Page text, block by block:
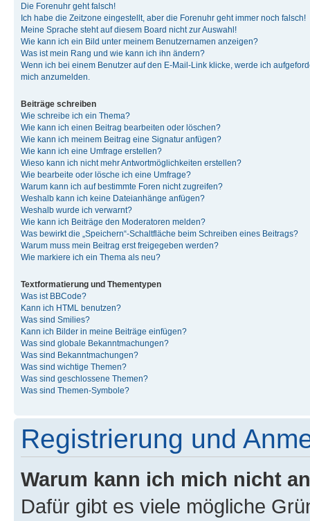
Die Forenuhr geht falsch!
Ich habe die Zeitzone eingestellt, aber die Forenuhr geht immer noch falsch!
Meine Sprache steht auf diesem Board nicht zur Auswahl!
Wie kann ich ein Bild unter meinem Benutzernamen anzeigen?
Was ist mein Rang und wie kann ich ihn ändern?
Wenn ich bei einem Benutzer auf den E-Mail-Link klicke, werde ich
mich anzumelden.
Beiträge schreiben
Wie schreibe ich ein Thema?
Wie kann ich einen Beitrag bearbeiten oder löschen?
Wie kann ich meinem Beitrag eine Signatur anfügen?
Wie kann ich eine Umfrage erstellen?
Wieso kann ich nicht mehr Antwortmöglichkeiten erstellen?
Wie bearbeite oder lösche ich eine Umfrage?
Warum kann ich auf bestimmte Foren nicht zugreifen?
Weshalb kann ich keine Dateianhänge anfügen?
Weshalb wurde ich verwarnt?
Wie kann ich Beiträge den Moderatoren melden?
Was bewirkt die „Speichern“-Schaltfläche beim Schreiben eines Beitrags?
Warum muss mein Beitrag erst freigegeben werden?
Wie markiere ich ein Thema als neu?
Textformatierung und Thementypen
Was ist BBCode?
Kann ich HTML benutzen?
Was sind Smilies?
Kann ich Bilder in meine Beiträge einfügen?
Was sind globale Bekanntmachungen?
Was sind Bekanntmachungen?
Was sind wichtige Themen?
Was sind geschlossene Themen?
Was sind Themen-Symbole?
Registrierung und
Warum kann ich mich nicht
Dafür gibt es viele mögliche